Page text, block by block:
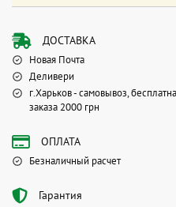
ДОСТАВКА
Новая Почта
Деливери
г.Харьков - самовывоз,
заказа 2000 грн
ОПЛАТА
Безналичный расчет
Гарантия